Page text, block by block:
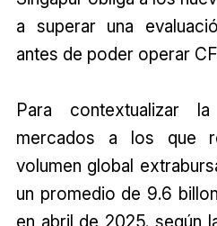
a superar una
antes de poder operar
Para contextualizar
mercados a los que
volumen global
un promedio de 9.6
en abril de 2025. según